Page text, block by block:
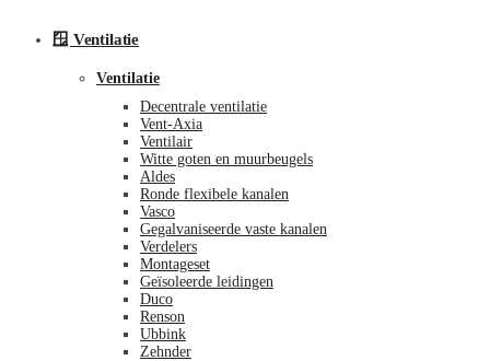
🪟 Ventilatie
Ventilatie
Decentrale ventilatie
Vent-Axia
Ventilair
Witte goten en muurbeugels
Aldes
Ronde flexibele kanalen
Vasco
Gegalvaniseerde vaste kanalen
Verdelers
Montageset
Geïsoleerde leidingen
Duco
Renson
Ubbink
Zehnder